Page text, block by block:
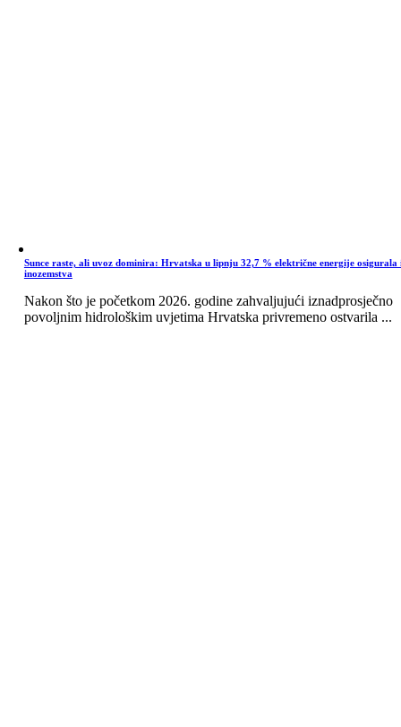
Sunce raste, ali uvoz dominira: Hrvatska u lipnju 32,7 % električne energije osigurala
inozemstva
Nakon što je početkom 2026. godine zahvaljujući iznadprosječno
povoljnim hidrološkim uvjetima Hrvatska privremeno ostvarila ...